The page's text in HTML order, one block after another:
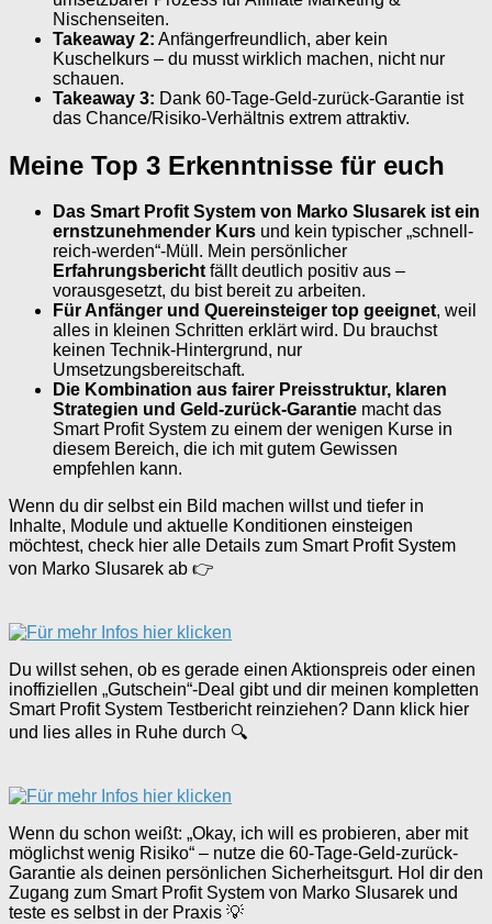
Nischenseiten.
Takeaway 2: Anfängerfreundlich, aber kein
Kuschelkurs – du musst wirklich machen, nicht nur
schauen.
Takeaway 3: Dank 60-Tage-Geld-zurück-Garantie ist
das Chance/Risiko-Verhältnis extrem attraktiv.
Meine Top 3 Erkenntnisse für euch
Das Smart Profit System von Marko Slusarek ist ein
ernstzunehmender Kurs und kein typischer „schnell-
reich-werden“-Müll. Mein persönlicher
Erfahrungsberichtfällt deutlich positiv aus –
vorausgesetzt, du bist bereit zu arbeiten.
Für Anfänger und Quereinsteiger top geeignet, weil
alles in kleinen Schritten erklärt wird. Du brauchst
keinen Technik-Hintergrund, nur
Umsetzungsbereitschaft.
Die Kombination aus fairer Preisstruktur, klaren
Strategien und Geld-zurück-Garantie macht das
Smart Profit System zu einem der wenigen Kurse in
diesem Bereich, die ich mit gutem Gewissen
empfehlen kann.
Wenn du dir selbst ein Bild machen willst und tiefer in
Inhalte, Module und aktuelle Konditionen einsteigen
möchtest, check hier alle Details zum Smart Profit System
von Marko Slusarek ab 👉
Du willst sehen, ob es gerade einen Aktionspreis oder einen
inoffiziellen „Gutschein“-Deal gibt und dir meinen kompletten
Smart Profit System Testbericht reinziehen? Dann klick hier
und lies alles in Ruhe durch 🔍
Wenn du schon weißt: „Okay, ich will es probieren, aber mit
möglichst wenig Risiko“ – nutze die 60-Tage-Geld-zurück-
Garantie als deinen persönlichen Sicherheitsgurt. Hol dir den
Zugang zum Smart Profit System von Marko Slusarek und
teste es selbst in der Praxis 💡